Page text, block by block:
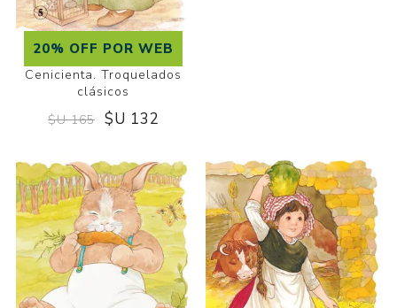
20% OFF POR WEB
Cenicienta. Troquelados
clásicos
$U 165 $U 132